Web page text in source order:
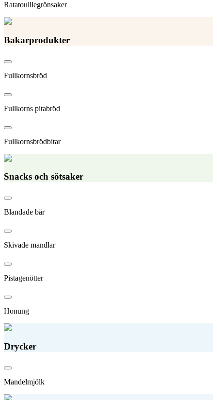
Ratatouillegrönsaker
Bakarprodukter
Fullkornsbröd
Fullkorns pitabröd
Fullkornsbrödbitar
Snacks och sötsaker
Blandade bär
Skivade mandlar
Pistagenötter
Honung
Drycker
Mandelmjölk